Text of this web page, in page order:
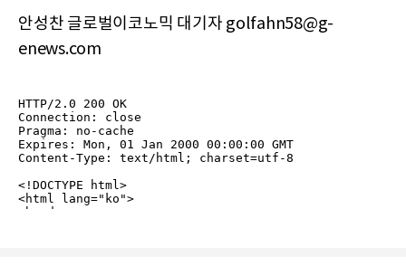
안성찬 글로벌이코노믹 대기자 golfahn58@g-
enews.com